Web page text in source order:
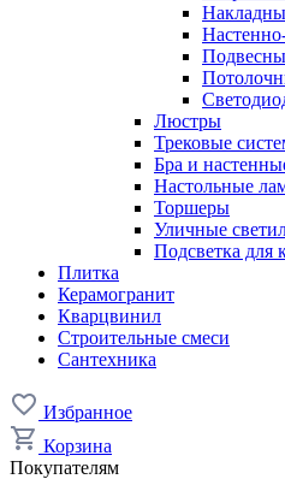
Люстры
Трековые
Бра и
Настольные
Торшеры
Уличные
Подсветка для
Плитка
Керамогранит
Кварцвинил
Строительные смеси
Сантехника
Избранное
Корзина
Покупателям